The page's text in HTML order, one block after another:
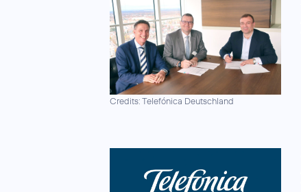
Credits: Telefónica Deutschland